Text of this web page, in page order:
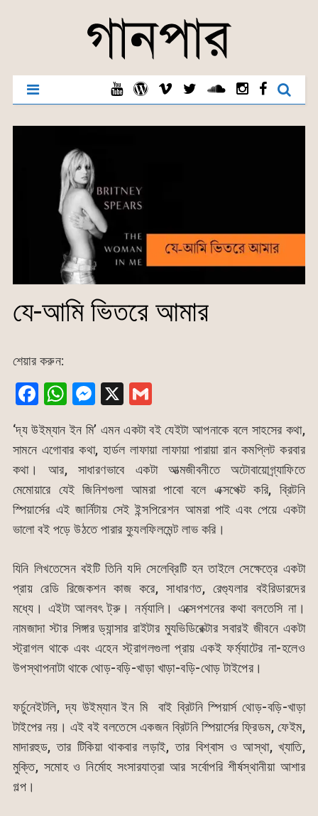
যে-আমি ভিতরে আমার
শেয়ার করুন:
F
c
e
b
o
o
W
at
s
A
p
p
M
s
s
e
n
g
X
ai
l
‘দ্য উইম্যান ইন মি’ এমন একটা বই যেইটা আপনাকে বলে সাহসের কথা,
সামনে এগোবার কথা, হার্ডল লাফায়া লাফায়া পারায়া রান কমপ্লিট করবার
কথা। আর, সাধারণভাবে একটা আত্মজীবনীতে অটোবায়োগ্র্যাফিতে
মেমোয়ারে যেই জিনিশগুলা আমরা পাবো বলে এক্সপেক্ট করি, ব্রিটনি
স্পিয়ার্সের এই জার্নিটায় সেই ইন্সপিরেশন আমরা পাই এবং পেয়ে একটা
ভালো বই পড়ে উঠতে পারার ফ্যুলফিলমেন্ট লাভ করি।
যিনি লিখতেসেন বইটি তিনি যদি সেলেব্রিটি হন তাইলে সেক্ষেত্রে একটা
প্রায় রেডি রিজেকশন কাজ করে, সাধারণত, রেগ্যুলার বইরিডারদের
মধ্যে। এইটা আলবৎ ট্রু। নর্ম্যালি। এক্সেপশনের কথা বলতেসি না।
নামজাদা স্টার সিঙ্গার ড্যান্সার রাইটার ম্যুভিডিরেক্টার সবারই জীবনে একটা
স্ট্রাগল থাকে এবং এহেন স্ট্রাগলগুলা প্রায় একই ফর্ম্যাটের না-হলেও
উপস্থাপনাটা থাকে থোড়-বড়ি-খাড়া খাড়া-বড়ি-থোড় টাইপের।
ফর্চুনেইটলি, দ্য উইম্যান ইন মি বাই ব্রিটনি স্পিয়ার্স থোড়-বড়ি-খাড়া
টাইপের নয়। এই বই বলতেসে একজন ব্রিটনি স্পিয়ার্সের ফ্রিডম, ফেইম,
মাদারহুড, তার টিকিয়া থাকবার লড়াই, তার বিশ্বাস ও আস্থা, খ্যাতি,
মুক্তি, সমোহ ও নির্মোহ সংসারযাত্রা আর সর্বোপরি শীর্ষস্থানীয়া আশার
গল্প।